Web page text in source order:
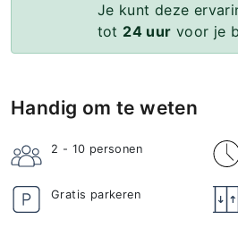
Je kunt deze
tot 24 uur voor je
Handig om te weten
2 - 10 personen
Gratis parkeren